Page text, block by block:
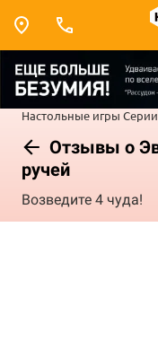
Настольные игры
Отзывы о
ручей
Возведите 4 чуда!